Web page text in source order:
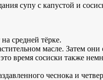
супу с капустой и
средней тёрке.
масле. Затем
время сосиски также
чеснока и